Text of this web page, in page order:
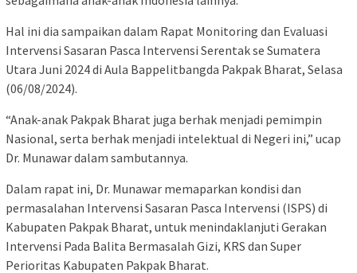
Hal ini dia sampaikan dalam Rapat Monitoring dan Evaluasi
Intervensi Sasaran Pasca Intervensi Serentak se Sumatera
Utara Juni 2024 di Aula Bappelitbangda Pakpak Bharat, Selasa
(06/08/2024).
“Anak-anak Pakpak Bharat juga berhak menjadi pemimpin
Nasional, serta berhak menjadi intelektual di Negeri ini,” ucap
Dr. Munawar dalam sambutannya.
Dalam rapat ini, Dr. Munawar memaparkan kondisi dan
permasalahan Intervensi Sasaran Pasca Intervensi (ISPS) di
Kabupaten Pakpak Bharat, untuk menindaklanjuti Gerakan
Intervensi Pada Balita Bermasalah Gizi, KRS dan Super
Perioritas Kabupaten Pakpak Bharat.